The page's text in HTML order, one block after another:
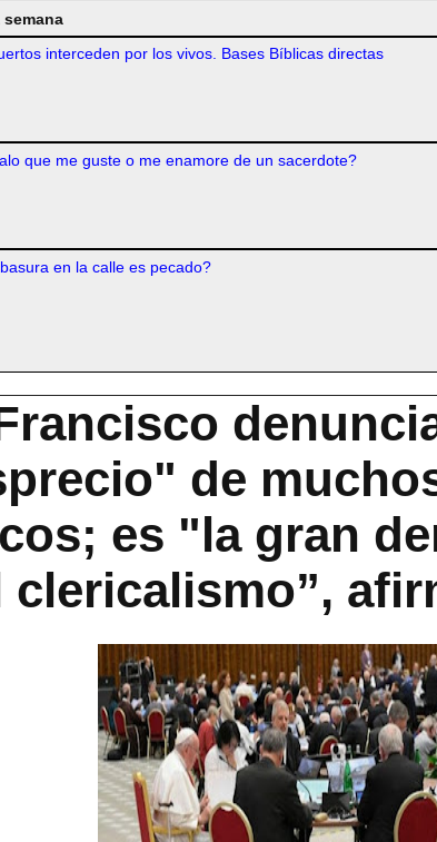
interceden por los vivos. Bases Bíblicas directas
que me guste o me enamore de un sacerdote?
en la calle es pecado?
de
es "la gran
clericalismo”,